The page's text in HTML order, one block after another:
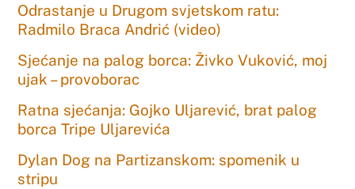
Odrastanje u Drugom svjetskom ratu:
Radmilo Braca Andrić (video)
Sjećanje na palog borca: Živko Vuković, moj
ujak – provoborac
Ratna sjećanja: Gojko Uljarević, brat palog
borca Tripe Uljarevića
Dylan Dog na Partizanskom: spomenik u
stripu